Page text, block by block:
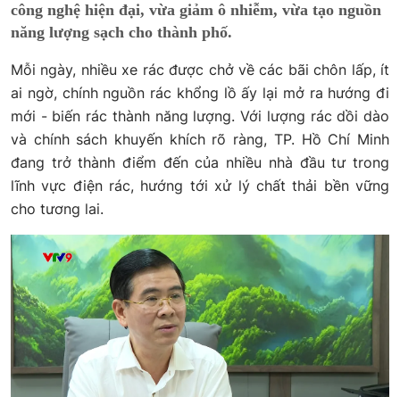
công nghệ hiện đại, vừa giảm ô nhiễm, vừa tạo nguồn
năng lượng sạch cho thành phố.
Mỗi ngày, nhiều xe rác được chở về các bãi chôn lấp, ít
ai ngờ, chính nguồn rác khổng lồ ấy lại mở ra hướng đi
mới - biến rác thành năng lượng. Với lượng rác dồi dào
và chính sách khuyến khích rõ ràng, TP. Hồ Chí Minh
đang trở thành điểm đến của nhiều nhà đầu tư trong
lĩnh vực điện rác, hướng tới xử lý chất thải bền vững
cho tương lai.